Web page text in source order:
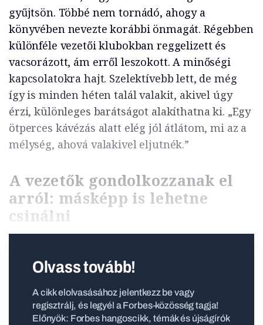
gyűjtsön. Többé nem tornádó, ahogy a
könyvében nevezte korábbi önmagát. Régebben
különféle vezetői klubokban reggelizett és
vacsorázott, ám erről leszokott. A minőségi
kapcsolatokra hajt. Szelektívebb lett, de még
így is minden héten talál valakit, akivel úgy
érzi, különleges barátságot alakíthatna ki. „Egy
ötperces kávézás alatt elég jól átlátom, mi az a
mélység, ahová valakivel eljutnék.”
A vezetők gondolkozzanak el
arról: másképp is lehetne
csinálni
Olvass tovább!
A cikk elolvasásához jelentkezz be vagy
regisztrálj, és legyél a Forbes-közösség tagja!
Előnyök: Forbes hangoscikk, témák és újságírók